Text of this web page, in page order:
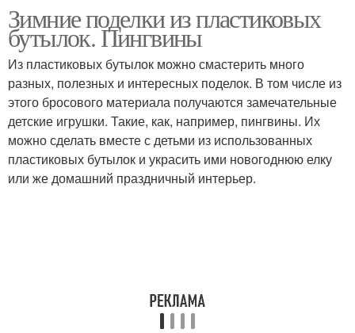
Зимние поделки из пластиковых
бутылок. Пингвины
Из пластиковых бутылок можно смастерить много
разных, полезных и интересных поделок. В том числе из
этого бросового материала получаются замечательные
детские игрушки. Такие, как, например, пингвины. Их
можно сделать вместе с детьми из использованных
пластиковых бутылок и украсить ими новогоднюю елку
или же домашний праздничный интерьер.